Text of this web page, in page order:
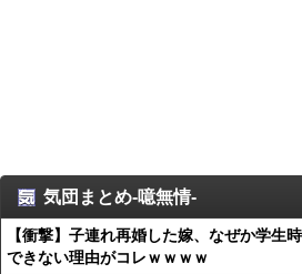
気団まとめ-噫無情-
【衝撃】子連れ再婚した嫁、なぜか学生
できない理由がコレｗｗｗｗ